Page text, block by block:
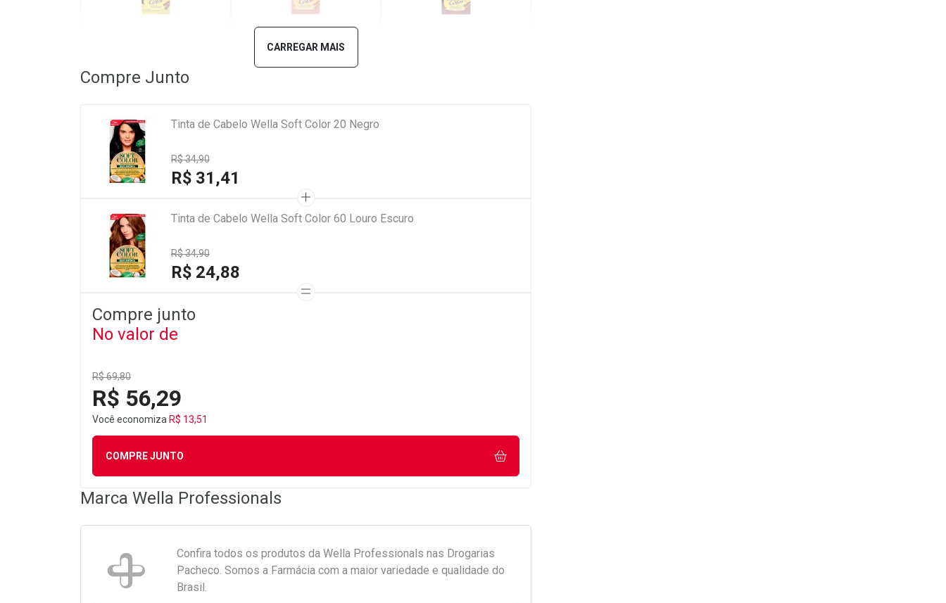
63 Caramelo Dourado
CARREGAR MAIS
Compre Junto
Tinta de Cabelo Wella Soft Color 20 Negro
R$ 34,90
R$ 31,41
Tinta de Cabelo Wella Soft Color 60 Louro Escuro
R$ 34,90
R$ 24,88
Compre junto
No valor de
R$ 69,80
R$ 56,29
Você economiza R$ 13,51
COMPRE JUNTO
Marca Wella Professionals
Confira todos os produtos da Wella Professionals nas Drogarias
Pacheco. Somos a Farmácia com a maior variedade e qualidade do
Brasil.